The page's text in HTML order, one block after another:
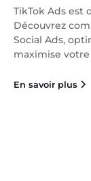
TikTok Ads est
Découvrez
Social Ads,
maximise
En savoir plus